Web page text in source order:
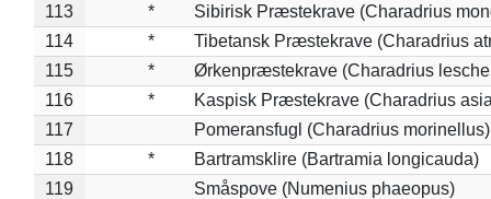
113
*
Sibirisk Præstekrave (Charadrius
114
*
Tibetansk Præstekrave (Charadrius
115
*
Ørkenpræstekrave (Charadrius
116
*
Kaspisk Præstekrave (Charadrius
117
Pomeransfugl (Charadrius morinellus)
118
*
Bartramsklire (Bartramia longicauda)
119
Småspove (Numenius phaeopus)